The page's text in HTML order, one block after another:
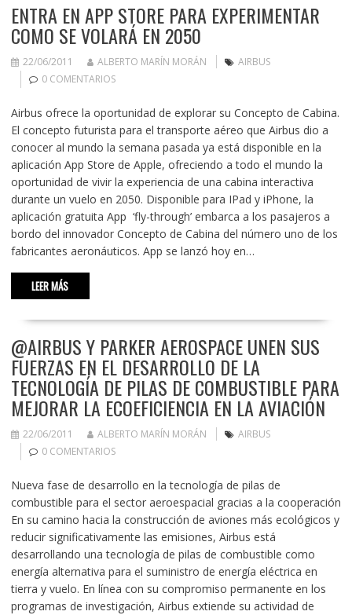
ENTRA EN APP STORE PARA EXPERIMENTAR
COMO SE VOLARÁ EN 2050
22/06/2011 ALBERTO MARÍN MORÁN
AIRBUS
0 COMENTARIOS
Airbus ofrece la oportunidad de explorar su Concepto de Cabina.
El concepto futurista para el transporte aéreo que Airbus dio a
conocer al mundo la semana pasada ya está disponible en la
aplicación App Store de Apple, ofreciendo a todo el mundo la
oportunidad de vivir la experiencia de una cabina interactiva
durante un vuelo en 2050. Disponible para IPad y iPhone, la
aplicación gratuita App ‘fly-through’ embarca a los pasajeros a
bordo del innovador Concepto de Cabina del número uno de los
fabricantes aeronáuticos. App se lanzó hoy en…
LEER MÁS
@AIRBUS Y PARKER AEROSPACE UNEN SUS
FUERZAS EN EL DESARROLLO DE LA
TECNOLOGÍA DE PILAS DE COMBUSTIBLE PARA
MEJORAR LA ECOEFICIENCIA EN LA AVIACIÓN
22/06/2011 ALBERTO MARÍN MORÁN
AIRBUS
0 COMENTARIOS
Nueva fase de desarrollo en la tecnología de pilas de
combustible para el sector aeroespacial gracias a la cooperación
En su camino hacia la construcción de aviones más ecológicos y
reducir significativamente las emisiones, Airbus está
desarrollando una tecnología de pilas de combustible como
energía alternativa para el suministro de energía eléctrica en
tierra y vuelo. En línea con su compromiso permanente en los
programas de investigación, Airbus extiende su actividad de